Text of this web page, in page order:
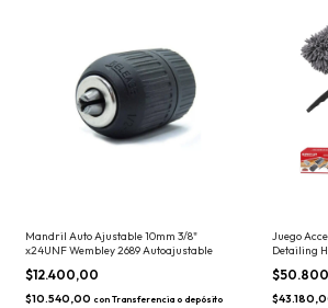
Mandril Auto Ajustable 10mm 3/8"
x24UNF Wembley 2689 Autoajustable
$12.400,00
$10.540,00 con Transferencia o depósito
Juego
Detailing
EMGF0015